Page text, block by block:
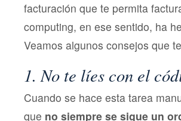
facturación que te permita
computing, en ese sentido, ha
Veamos algunos consejos que
1. No te líes con el
Cuando se hace esta tarea
que no siempre se sigue un